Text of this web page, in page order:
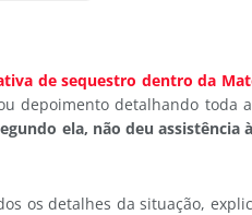
de sequestro dentro da
depoimento detalhando toda
ela, não deu assistência
os detalhes da situação,